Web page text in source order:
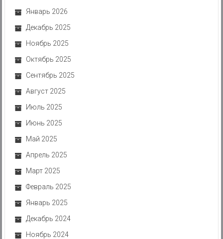
Январь 2026
Декабрь 2025
Ноябрь 2025
Октябрь 2025
Сентябрь 2025
Август 2025
Июль 2025
Июнь 2025
Май 2025
Апрель 2025
Март 2025
Февраль 2025
Январь 2025
Декабрь 2024
Ноябрь 2024